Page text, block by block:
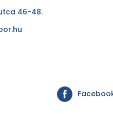
46-48.